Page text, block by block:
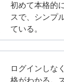
初めて本格的
スで、シンプ
ている。
ログインしな
格がわかる。